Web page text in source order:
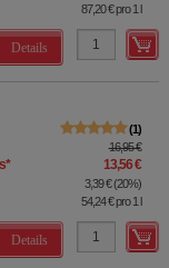
87,20 €pro 1 l
Details
1
16,95 €
* 13,56 €
3,39 €(20%)
54,24 €pro 1 l
Details